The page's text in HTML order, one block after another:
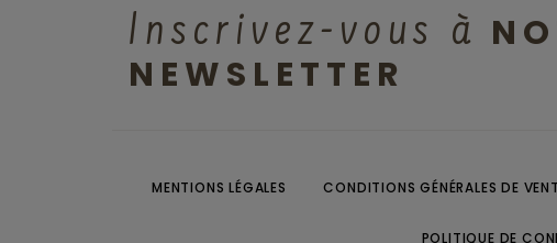
Inscrivez-vous à
NEWSLETTER
MENTIONS LÉGALES CONDITIONS GÉNÉRALES DE
POLITIQUE DE